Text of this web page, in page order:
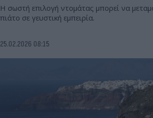
Η σωστή επιλογή ντομάτας μπορεί να
πιάτο σε γευστική εμπειρία.
25.02.2026 08:15